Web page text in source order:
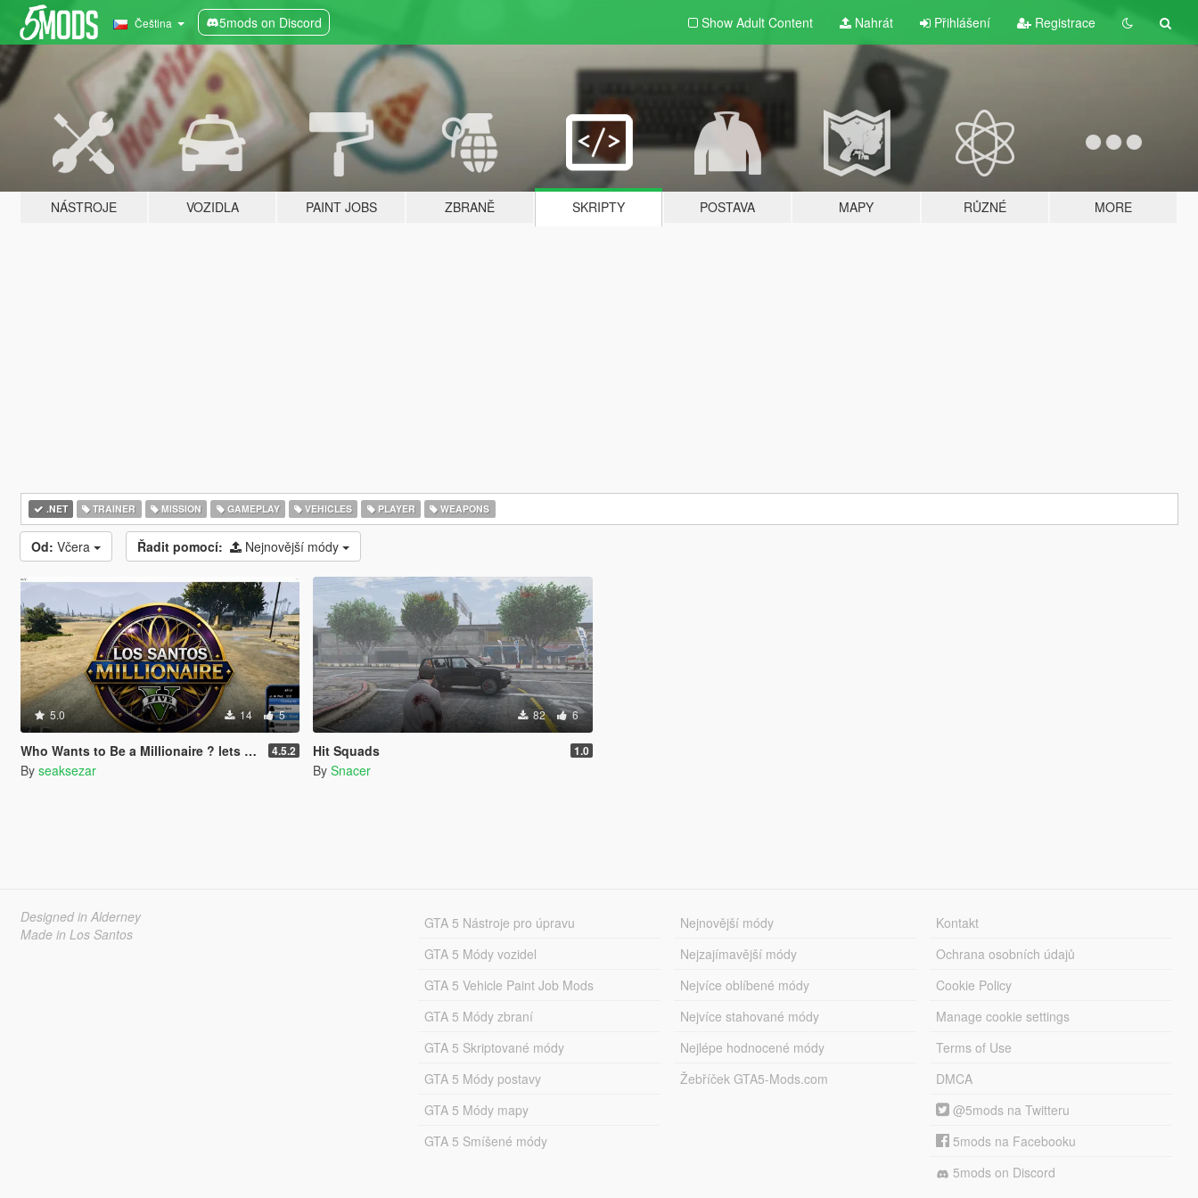
Čeština 5mods on Discord Show Adult Content Nahrát Přihlášení Registrace
NÁSTROJE VOZIDLA PAINT JOBS ZBRANĚ SKRIPTY POSTAVA MAPY RŮZNÉ MORE
.NET TRAINER MISSION GAMEPLAY VEHICLES PLAYER WEAPONS
Od: Včera Řadit pomocí: Nejnovější módy
5.0 14 5
Who Wants to Be a Millionaire ? lets play! (legacy and enhanced) 4.5.2
By seaksezar
82 6
Hit Squads 1.0
By Snacer
Designed in Alderney
Made in Los Santos
GTA 5 Nástroje pro úpravu
GTA 5 Módy vozidel
GTA 5 Vehicle Paint Job Mods
GTA 5 Módy zbraní
GTA 5 Skriptované módy
GTA 5 Módy postavy
GTA 5 Módy mapy
GTA 5 Smíšené módy
Nejnovější módy
Nejzajímavější módy
Nejvíce oblíbené módy
Nejvíce stahované módy
Nejlépe hodnocené módy
Žebříček GTA5-Mods.com
Kontakt
Ochrana osobních údajů
Cookie Policy
Manage cookie settings
Terms of Use
DMCA
@5mods na Twitteru
5mods na Facebooku
5mods on Discord